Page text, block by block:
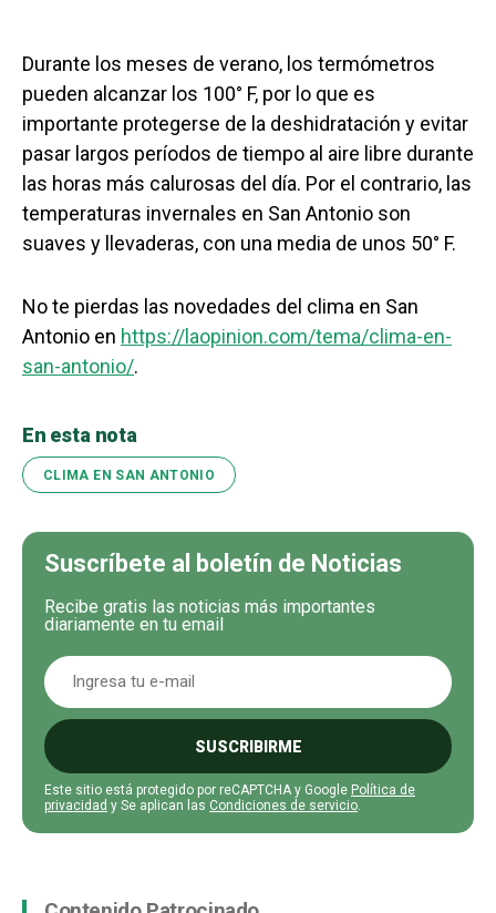
Durante los meses de verano, los termómetros
pueden alcanzar los 100° F, por lo que es
importante protegerse de la deshidratación y evitar
pasar largos períodos de tiempo al aire libre durante
las horas más calurosas del día. Por el contrario, las
temperaturas invernales en San Antonio son
suaves y llevaderas, con una media de unos 50° F.
No te pierdas las novedades del clima en San
Antonio en https://laopinion.com/tema/clima-en-
san-antonio/.
En esta nota
CLIMA EN SAN ANTONIO
Suscríbete al boletín de Noticias
Recibe gratis las noticias más importantes
diariamente en tu email
SUSCRIBIRME
Este sitio está protegido por reCAPTCHA y Google Política de
privacidad y Se aplican las Condiciones de servicio.